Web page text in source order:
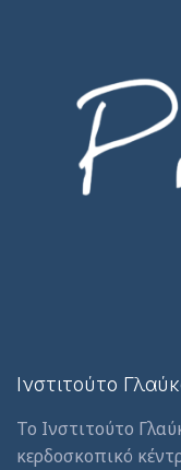
Ινστιτούτο
Το Ινστιτούτο
κερδοσκοπικό